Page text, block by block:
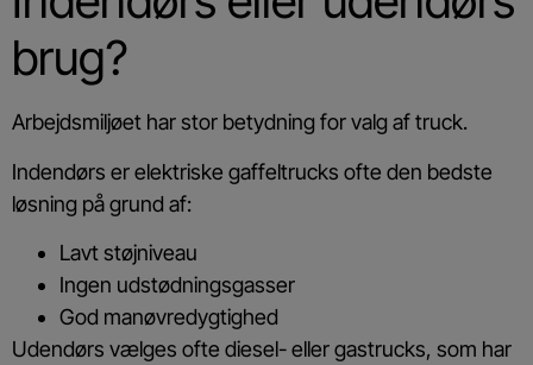
brug?
Arbejdsmiljøet har stor betydning for valg af truck.
Indendørs er elektriske gaffeltrucks ofte den bedste
løsning på grund af:
Lavt støjniveau
Ingen udstødningsgasser
God manøvredygtighed
Udendørs vælges ofte diesel- eller gastrucks, som har